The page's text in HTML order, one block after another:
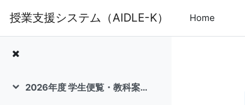
授業支援システム（AIDLE-K） Home
折りたたむ 2026年度 学生便覧・教科案内 全ページ